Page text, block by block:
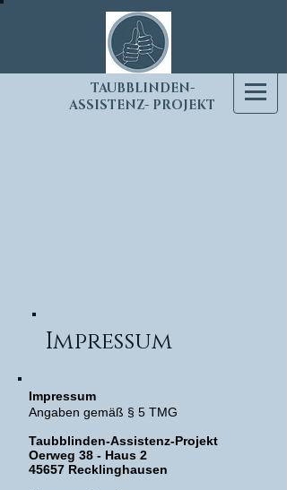
TAUBBLINDEN-
ASSISTENZ- PROJEKT
Impressum
Impressum
Angaben gemäß § 5 TMG
Taubblinden-Assistenz-Projekt
Oerweg 38 - Haus 2
45657 Recklinghausen